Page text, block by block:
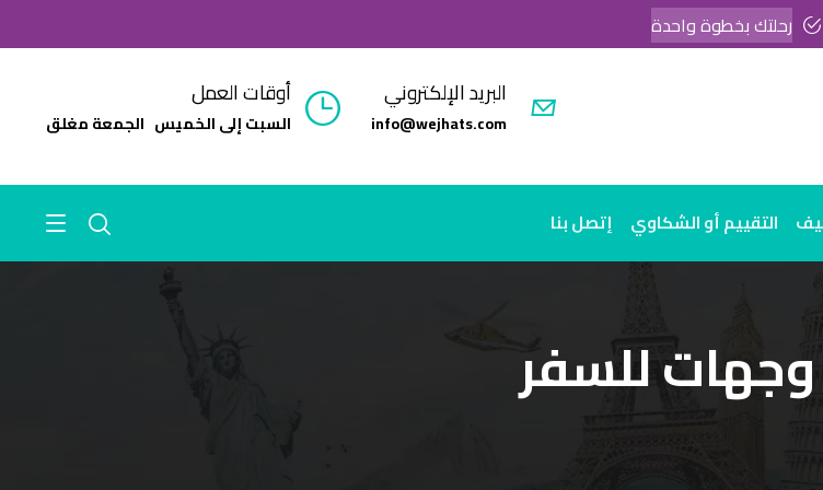
رحلتك بخطوة واحدة
أوقات العمل
السبت إلى الخميس الجمعة مغلق
البريد الإلكتروني
info@wejhats.com
التقييم أو الشكاوي إتصل بنا
وجهات للسفر